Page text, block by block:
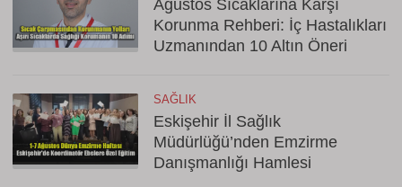
Ağustos Sıcaklarına Karşı
Korunma Rehberi: İç Hastalıkları
Uzmanından 10 Altın Öneri
SAĞLIK
Eskişehir İl Sağlık
Müdürlüğü’nden Emzirme
Danışmanlığı Hamlesi